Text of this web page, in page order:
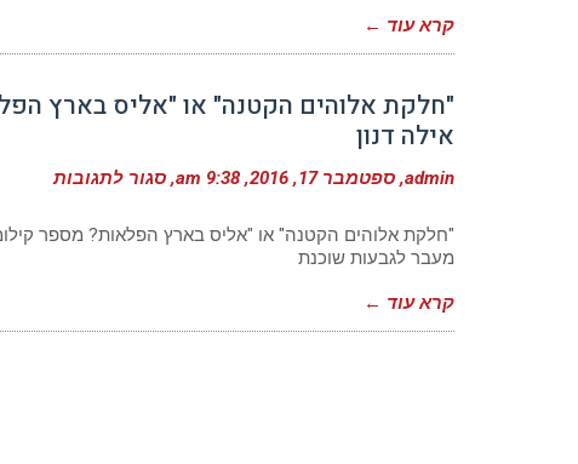
קרא עוד ←
אילה דנון
admin ספטמבר 17, 2016 9:38 am סגור לתגובות
או
"חלקת אלוהים הקטנה" או "אליס בארץ הפלאות? מספר
מעבר לגבעות שוכנת
קרא עוד ←